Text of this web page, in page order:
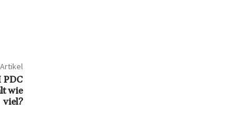
PDC
wie
viel?